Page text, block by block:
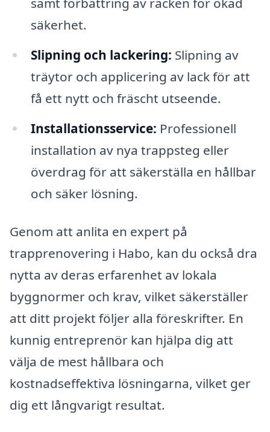
säkerhet.
Slipning och lackering: Slipning av
träytor och applicering av lack för att
få ett nytt och fräscht utseende.
Installationsservice: Professionell
installation av nya trappsteg eller
överdrag för att säkerställa en hållbar
och säker lösning.
Genom att anlita en expert på
trapprenovering i Habo, kan du också dra
nytta av deras erfarenhet av lokala
byggnormer och krav, vilket säkerställer
att ditt projekt följer alla föreskrifter. En
kunnig entreprenör kan hjälpa dig att
välja de mest hållbara och
kostnadseffektiva lösningarna, vilket ger
dig ett långvarigt resultat.